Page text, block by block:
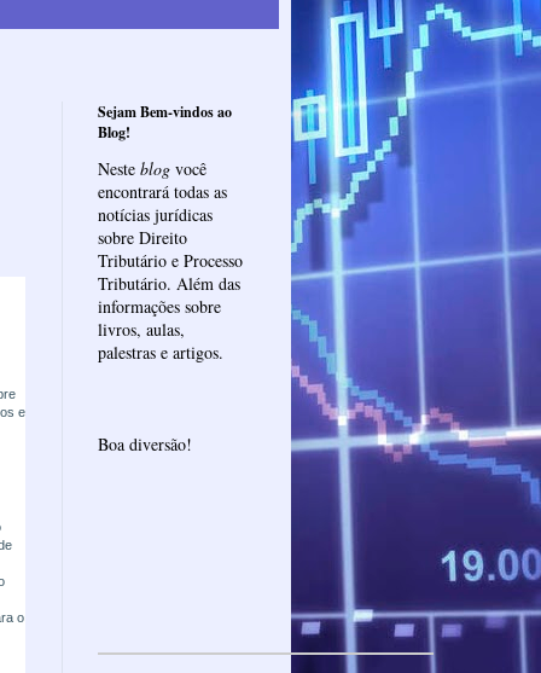
e
o
Sejam Bem-vindos ao
Blog!
Neste blog você
encontrará todas as
notícias jurídicas
sobre Direito
Tributário e Processo
Tributário. Além das
informações sobre
livros, aulas,
palestras e artigos.
Boa diversão!